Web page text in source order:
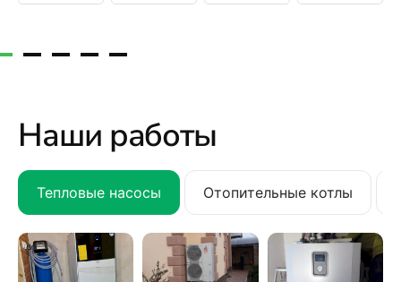
Наши работы
Тепловые насосы Отопительные котлы